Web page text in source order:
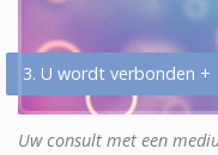
3. U wordt verbonden +
Uw consult met een